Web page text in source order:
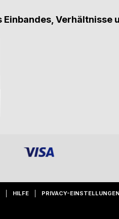
Verhältnisse
HILFE PRIVACY-EINSTELLUNGEN